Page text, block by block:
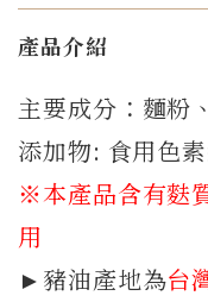
產品介紹
主要成分：麵粉
添加物: 食用色
※本產品含有麩
用
►豬油產地為台